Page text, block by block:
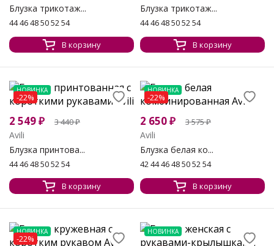
Блузка трикотаж...
44 46 48 50 52 54
В корзину
Блузка трикотаж...
44 46 48 50 52 54
В корзину
НОВИНКА
-22%
2 549₽ 3 440₽
Avili
Блузка принтова...
44 46 48 50 52 54
В корзину
НОВИНКА
-22%
2 650₽ 3 575₽
Avili
Блузка белая ко...
42 44 46 48 50 52 54
В корзину
НОВИНКА
-22%
НОВИНКА